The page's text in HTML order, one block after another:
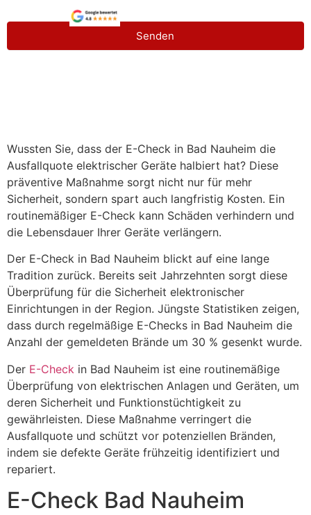
Senden
Wussten Sie, dass der E-Check in Bad Nauheim die
Ausfallquote elektrischer Geräte halbiert hat? Diese
präventive Maßnahme sorgt nicht nur für mehr
Sicherheit, sondern spart auch langfristig Kosten. Ein
routinemäßiger E-Check kann Schäden verhindern und
die Lebensdauer Ihrer Geräte verlängern.
Der E-Check in Bad Nauheim blickt auf eine lange
Tradition zurück. Bereits seit Jahrzehnten sorgt diese
Überprüfung für die Sicherheit elektronischer
Einrichtungen in der Region. Jüngste Statistiken zeigen,
dass durch regelmäßige E-Checks in Bad Nauheim die
Anzahl der gemeldeten Brände um 30 % gesenkt wurde.
Der E-Check in Bad Nauheim ist eine routinemäßige
Überprüfung von elektrischen Anlagen und Geräten, um
deren Sicherheit und Funktionstüchtigkeit zu
gewährleisten. Diese Maßnahme verringert die
Ausfallquote und schützt vor potenziellen Bränden,
indem sie defekte Geräte frühzeitig identifiziert und
repariert.
E-Check Bad Nauheim